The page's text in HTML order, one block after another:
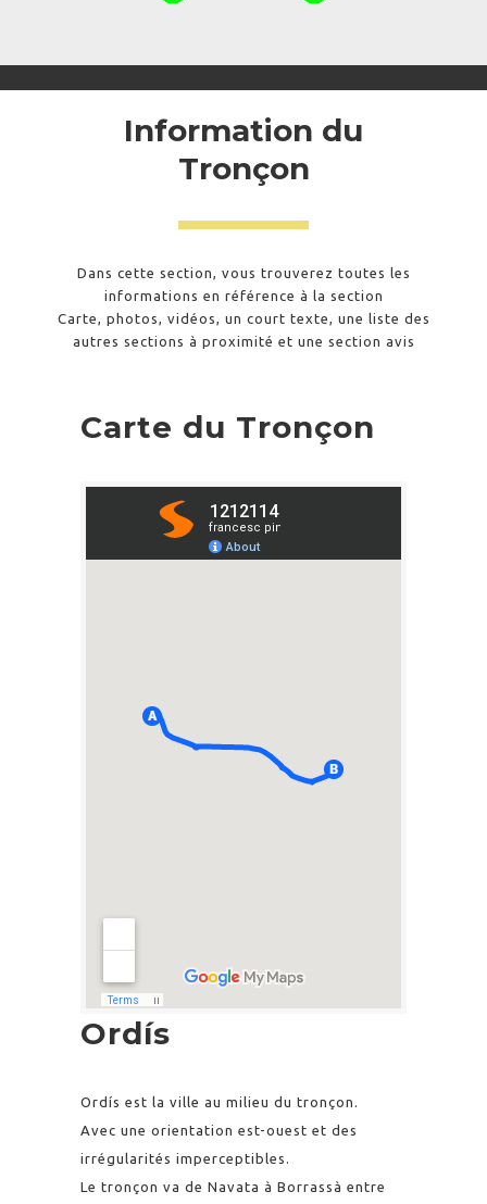
Information du
Tronçon
Dans cette section, vous trouverez toutes les
informations en référence à la section
Carte, photos, vidéos, un court texte, une liste des
autres sections à proximité et une section avis
Carte du Tronçon
Ordís
Ordís est la ville au milieu du tronçon.
Avec une orientation est-ouest et des
irrégularités imperceptibles.
Le tronçon va de Navata à Borrassà entre